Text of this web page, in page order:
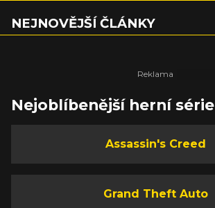
NEJNOVĚJŠÍ ČLÁNKY
Nejoblíbenější herní série
Assassin's Creed
Grand Theft Auto